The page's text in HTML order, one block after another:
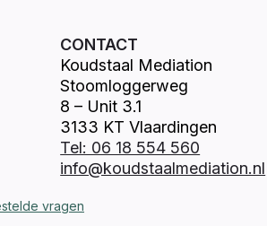
CONTACT
Koudstaal Mediation
Stoomloggerweg
8 – Unit 3.1
3133 KT Vlaardingen
Tel: 06 18 554 560
info@koudstaalmediation.nl
vragen